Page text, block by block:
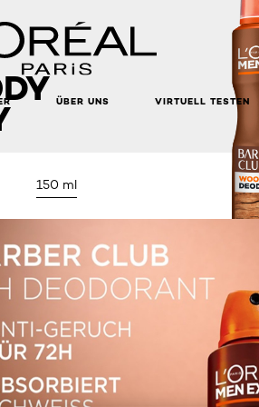
ÜBER UNS VIRTUELL TESTEN
150 ml